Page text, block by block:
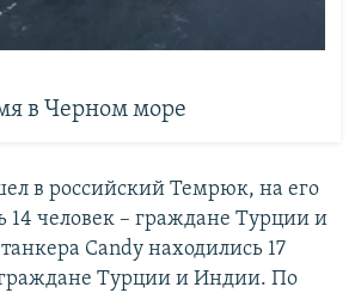
в Черном море
в российский Темрюк, на его
14 человек – граждане Турции и
Candy находились 17
Турции и Индии. По